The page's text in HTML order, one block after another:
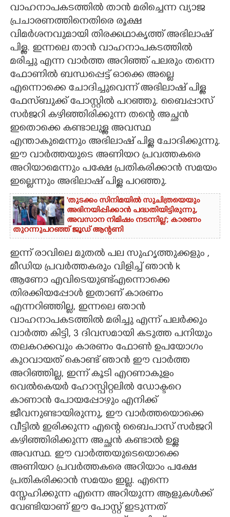
CARTOONS
LITERATURE
ZOOM
CONTACT US
വാഹനാപകടത്തിൽ താൻ മരിച്ചെന്ന വ്യാജ
പ്രചാരണത്തിനെതിരെ രൂക്ഷ
വിമർശനവുമായി തിരക്കഥാകൃത്ത് അഭിലാഷ്
പിള്ള. ഇന്നലെ താൻ വാഹനാപകടത്തിൽ
മരിച്ചു എന്ന വാർത്ത അറിഞ്ഞ് പലരും തന്നെ
ഫോണിൽ ബന്ധപ്പെട്ട് ഓക്കെ അല്ലെ
എന്നൊക്കെ ചോദിച്ചുവെന്ന് അഭിലാഷ് പിള്ള
ഫേസ്ബുക്ക് പോസ്റ്റിൽ പറഞ്ഞു. ബൈപ്പാസ്
സർജറി കഴിഞ്ഞിരിക്കുന്ന തന്റെ അച്ഛൻ
ഇതൊക്കെ കണ്ടാലുള്ള അവസ്ഥ
എന്താകുമെന്നും അഭിലാഷ് പിള്ള ചോദിക്കുന്നു.
ഈ വാർത്തയുടെ അണിയറ പ്രവത്തകരെ
അറിയാമെന്നും പക്ഷേ പ്രതികരിക്കാൻ സമയം
ഇല്ലെന്നും അഭിലാഷ് പിള്ള പറഞ്ഞു.
'തുടക്കം സിനിമയിൽ സുചിത്രയെയും
അഭിനയിപ്പിക്കാൻ പദ്ധതിയിട്ടിരുന്നു,​
അവസാന നിമിഷം നടന്നില്ല'; കാരണം
തുറന്നുപറഞ്ഞ് ജൂഡ് ആന്റണി
ഇന്ന് രാവിലെ മുതൽ പല സുഹൃത്തുക്കളും ,
മീഡിയ പ്രവർത്തകരും വിളിച്ച് ഞാൻ k
ആണോ എവിടെയുണ്ട്എന്നൊക്കെ
തിരക്കിയപ്പോൾ ഇതാണ് കാരണം
എന്നറിഞ്ഞില്ല, ഇന്നലെ ഞാൻ
വാഹനാപകടത്തിൽ മരിച്ചു എന്ന് പലർക്കും
വാർത്ത കിട്ടി, 3 ദിവസമായി കടുത്ത പനിയും
തലകറക്കവും കാരണം ഫോൺ ഉപയോഗം
കുറവായത് കൊണ്ട് ഞാൻ ഈ വാർത്ത
അറിഞ്ഞില്ല, ഇന്ന് കൂടി എറണാകുളം
വെൽകെയർ ഹോസ്പിറ്റലിൽ ഡോക്ടറെ
കാണാൻ പോയപ്പോഴും എനിക്ക്
ജീവനുണ്ടായിരുന്നു, ഈ വാർത്തയൊക്കെ
വീട്ടിൽ ഇരിക്കുന്ന എന്റെ ബൈപാസ് സർജറി
കഴിഞ്ഞിരിക്കുന്ന അച്ഛൻ കണ്ടാൽ ഉള്ള
അവസ്ഥ. ഈ വാർത്തയുടെയൊക്കെ
അണിയറ പ്രവർത്തകരെ അറിയാം പക്ഷേ
പ്രതികരിക്കാൻ സമയം ഇല്ല. എന്നെ
സ്നേഹിക്കുന്ന എന്നെ അറിയുന്ന ആളുകൾക്ക്
വേണ്ടിയാണ് ഈ പോസ്റ്റ് ഇടുന്നത്